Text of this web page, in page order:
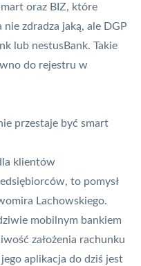
oraz BIZ, które
zdradza jaką, ale DGP
lub nestusBank. Takie
do rejestru w
przestaje być smart
klientów
to pomysł
Lachowskiego.
mobilnym bankiem
założenia rachunku
aplikacja do dziś jest